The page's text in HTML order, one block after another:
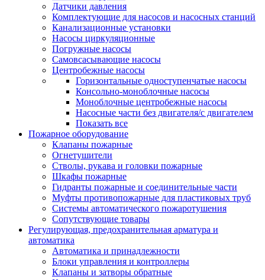
Датчики давления
Комплектующие для насосов и насосных станций
Канализационные установки
Насосы циркуляционные
Погружные насосы
Самовсасывающие насосы
Центробежные насосы
Горизонтальные одноступенчатые насосы
Консольно-моноблочные насосы
Моноблочные центробежные насосы
Насосные части без двигателя/с двигателем
Показать все
Пожарное оборудование
Клапаны пожарные
Огнетушители
Стволы, рукава и головки пожарные
Шкафы пожарные
Гидранты пожарные и соединительные части
Муфты противопожарные для пластиковых труб
Системы автоматического пожаротушения
Сопутствующие товары
Регулирующая, предохранительная арматура и
автоматика
Автоматика и принадлежности
Блоки управления и контроллеры
Клапаны и затворы обратные